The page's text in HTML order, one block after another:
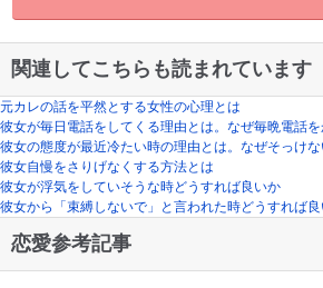
関連してこちらも読まれています
元カレの話を平然とする女性の心理とは
彼女が毎日電話をしてくる理由とは。なぜ毎晩電話
彼女の態度が最近冷たい時の理由とは。なぜそっけな
彼女自慢をさりげなくする方法とは
彼女が浮気をしていそうな時どうすれば良いか
彼女から「束縛しないで」と言われた時どうすれば
恋愛参考記事